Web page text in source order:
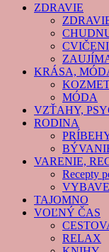
ZDRAVIE
KRÁSA,
MÓDA
VZŤAHY,
RODINA
VARENIE,
Recepty
TAJOMNO
VOĽNÝ ČAS
RELAX